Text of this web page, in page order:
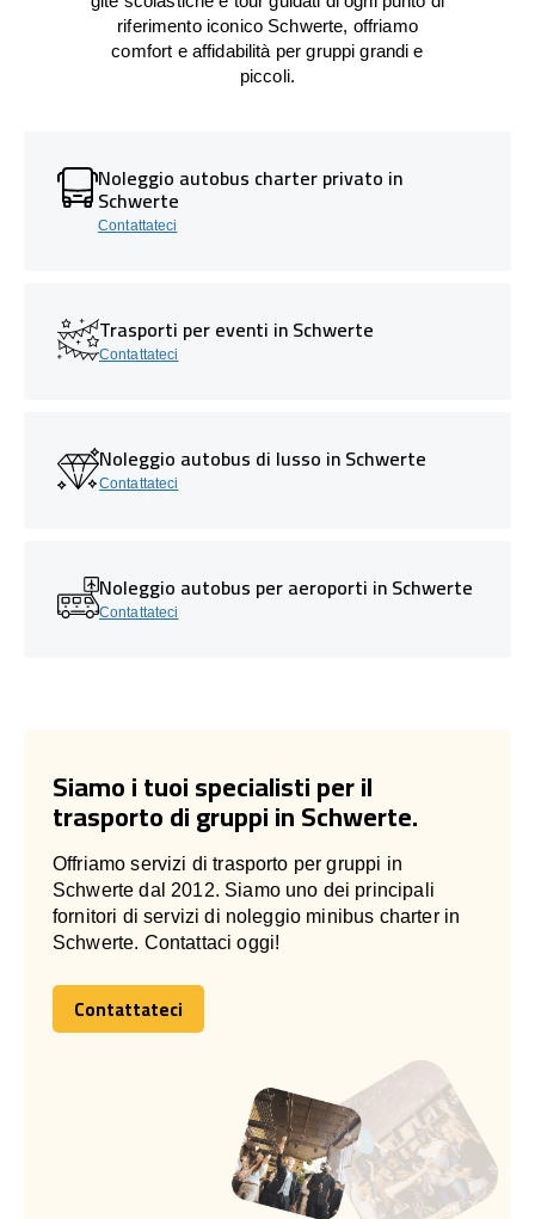
riferimento iconico Schwerte, offriamo
comfort e affidabilità per gruppi grandi e
piccoli.
Noleggio autobus charter privato in
Schwerte
Contattateci
Trasporti per eventi in Schwerte
Contattateci
Noleggio autobus di lusso in Schwerte
Contattateci
Noleggio autobus per aeroporti in Schwerte
Contattateci
Siamo i tuoi specialisti per il
trasporto di gruppi in Schwerte.
Offriamo servizi di trasporto per gruppi in
Schwerte dal 2012. Siamo uno dei principali
fornitori di servizi di noleggio minibus charter in
Schwerte. Contattaci oggi!
Contattateci
Contattateci